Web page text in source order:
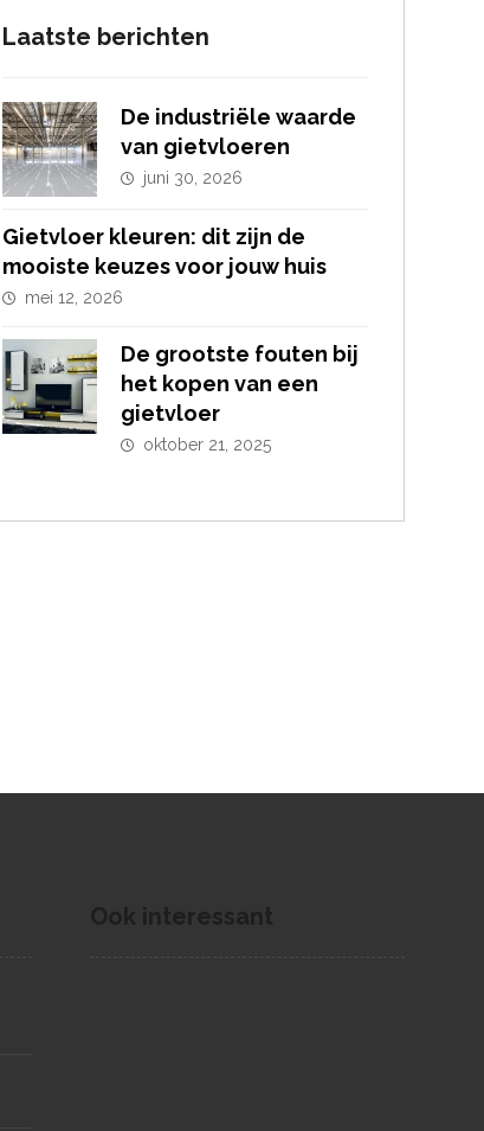
Laatste berichten
De industriële waarde
van gietvloeren
juni 30, 2026
Gietvloer kleuren: dit zijn de
mooiste keuzes voor jouw huis
mei 12, 2026
De grootste fouten bij
het kopen van een
gietvloer
oktober 21, 2025